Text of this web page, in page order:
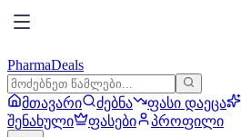
PharmaDeals
მთავარი ძებნა ფასი დაეცა
შენახული
ფასები პროფილი